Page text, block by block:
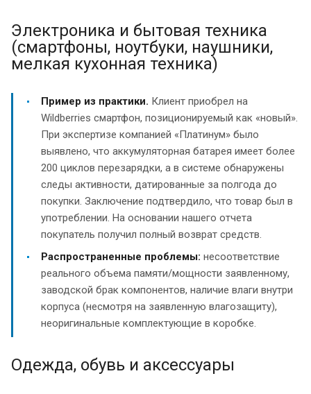
Электроника и бытовая техника
(смартфоны, ноутбуки, наушники,
мелкая кухонная техника)
Пример из практики. Клиент приобрел на
Wildberries смартфон, позиционируемый как «новый».
При экспертизе компанией «Платинум» было
выявлено, что аккумуляторная батарея имеет более
200 циклов перезарядки, а в системе обнаружены
следы активности, датированные за полгода до
покупки. Заключение подтвердило, что товар был в
употреблении. На основании нашего отчета
покупатель получил полный возврат средств.
Распространенные проблемы: несоответствие
реального объема памяти/мощности заявленному,
заводской брак компонентов, наличие влаги внутри
корпуса (несмотря на заявленную влагозащиту),
неоригинальные комплектующие в коробке.
Одежда, обувь и аксессуары